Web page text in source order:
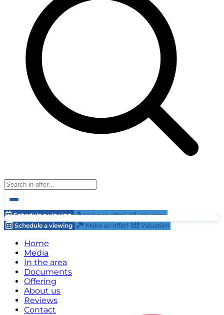
Schedule a viewing Make an offer!
Valuation
Schedule a viewing
Make an offer! Valuation
Home
Media
In the area
Documents
Offering
About us
Reviews
Contact